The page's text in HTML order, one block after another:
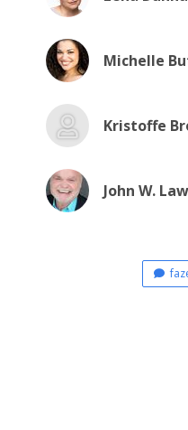
Michelle
Kristoffe
John W.